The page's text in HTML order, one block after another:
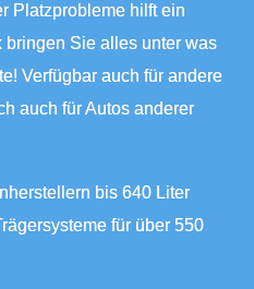
Platzprobleme hilft ein
bringen Sie alles unter was
Verfügbar auch für andere
auch für Autos anderer
für über 550